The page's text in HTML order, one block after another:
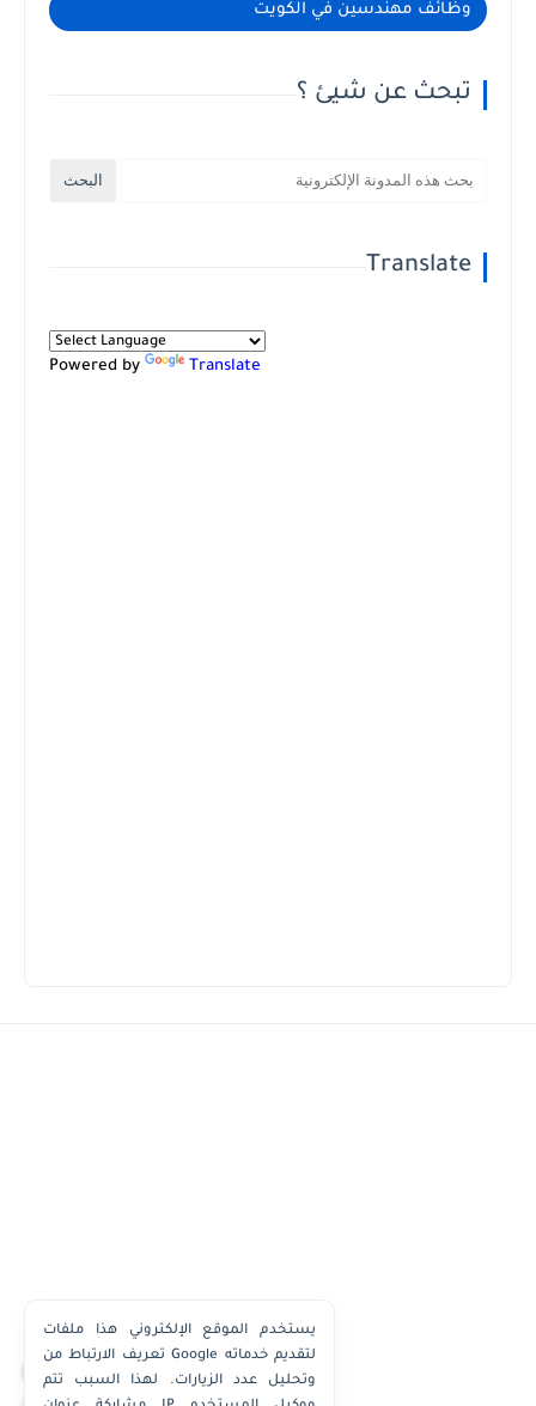
وظائف مهندسين في الكويت
تبحث عن شيئ ؟
Translate
Powered by Translate
يستخدم الموقع الإلكتروني هذا ملفات
تعريف الارتباط من Google لتقديم خدماته
وتحليل عدد الزيارات. لهذا السبب تتم